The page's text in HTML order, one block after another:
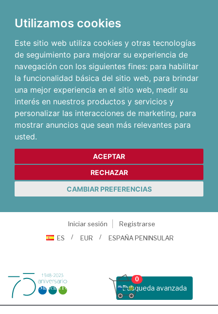
Utilizamos cookies
Este sitio web utiliza cookies y otras tecnologías
de seguimiento para mejorar su experiencia de
navegación con los siguientes fines: para habilitar
la funcionalidad básica del sitio web, para brindar
una mejor experiencia en el sitio web, medir su
interés en nuestros productos y servicios y
personalizar las interacciones de marketing, para
mostrar anuncios que sean más relevantes para
usted.
ACEPTAR
RECHAZAR
CAMBIAR PREFERENCIAS
Iniciar sesión
Registrarse
ES
EUR ESPAÑA PENINSULAR
Busqueda avanzada
0